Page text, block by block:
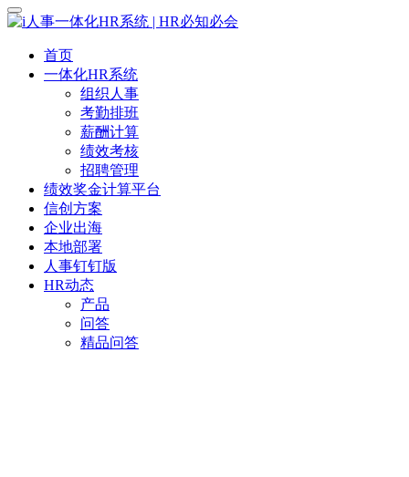
首页
一体化HR系统
组织人事
考勤排班
薪酬计算
绩效考核
招聘管理
绩效奖金计算平台
信创方案
企业出海
本地部署
人事钉钉版
HR动态
产品
问答
精品问答